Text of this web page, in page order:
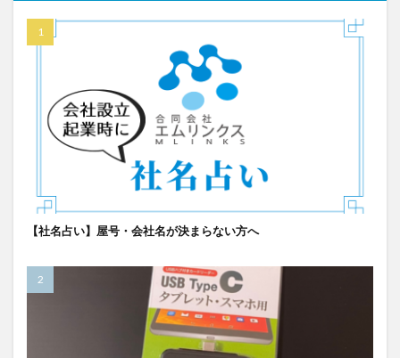
【社名占い】屋号・会社名が決まらない方へ